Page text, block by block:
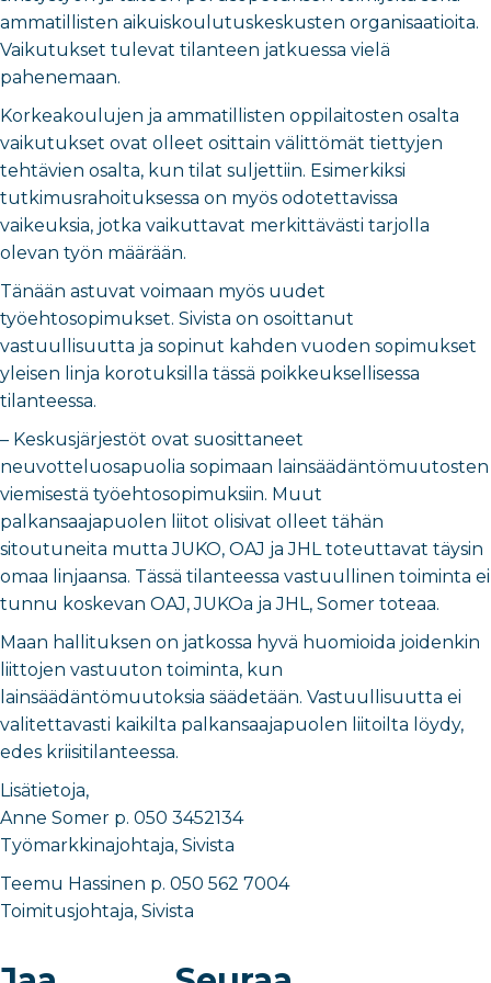
ammatillisten aikuiskoulutuskeskusten organisaatioita.
Vaikutukset tulevat tilanteen jatkuessa vielä
pahenemaan.
Korkeakoulujen ja ammatillisten oppilaitosten osalta
vaikutukset ovat olleet osittain välittömät tiettyjen
tehtävien osalta, kun tilat suljettiin. Esimerkiksi
tutkimusrahoituksessa on myös odotettavissa
vaikeuksia, jotka vaikuttavat merkittävästi tarjolla
olevan työn määrään.
Tänään astuvat voimaan myös uudet
työehtosopimukset. Sivista on osoittanut
vastuullisuutta ja sopinut kahden vuoden sopimukset
yleisen linja korotuksilla tässä poikkeuksellisessa
tilanteessa.
– Keskusjärjestöt ovat suosittaneet
neuvotteluosapuolia sopimaan lainsäädäntömuutosten
viemisestä työehtosopimuksiin. Muut
palkansaajapuolen liitot olisivat olleet tähän
sitoutuneita mutta JUKO, OAJ ja JHL toteuttavat täysin
omaa linjaansa. Tässä tilanteessa vastuullinen toiminta ei
tunnu koskevan OAJ, JUKOa ja JHL, Somer toteaa.
Maan hallituksen on jatkossa hyvä huomioida joidenkin
liittojen vastuuton toiminta, kun
lainsäädäntömuutoksia säädetään. Vastuullisuutta ei
valitettavasti kaikilta palkansaajapuolen liitoilta löydy,
edes kriisitilanteessa.
Lisätietoja,
Anne Somer p. 050 3452134
Työmarkkinajohtaja, Sivista
Teemu Hassinen p. 050 562 7004
Toimitusjohtaja, Sivista